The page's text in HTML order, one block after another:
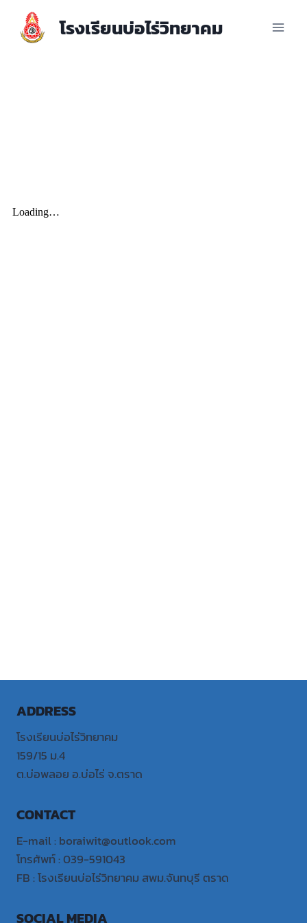
โรงเรียนบ่อไร่วิทยาคม
ADDRESS
โรงเรียนบ่อไร่วิทยาคม
159/15 ม.4
ต.บ่อพลอย อ.บ่อไร่ จ.ตราด
CONTACT
E-mail : boraiwit@outlook.com
โทรศัพท์ : 039-591043
FB : โรงเรียนบ่อไร่วิทยาคม สพม.จันทบุรี ตราด
SOCIAL MEDIA